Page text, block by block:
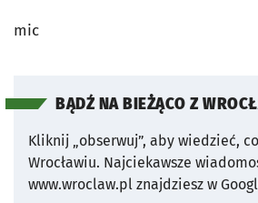
mic
BĄDŹ NA BIEŻĄCO Z
Kliknij „obserwuj”, aby wiedzieć,
Wrocławiu. Najciekawsze
www.wroclaw.pl znajdziesz w